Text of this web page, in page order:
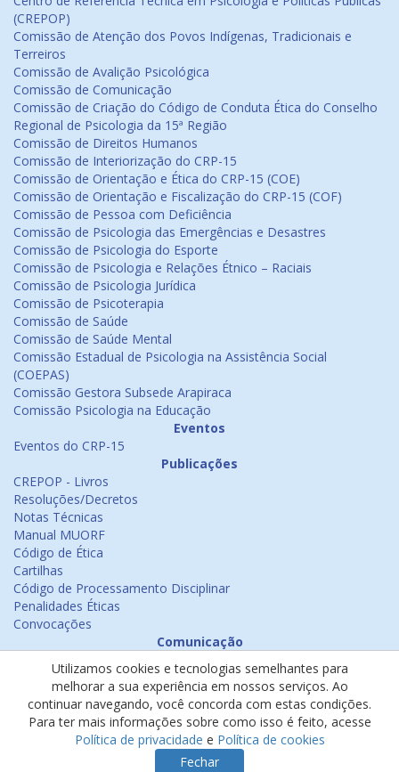
(CREPOP)
Comissão de Atenção dos Povos Indígenas, Tradicionais e
Terreiros
Comissão de Avalição Psicológica
Comissão de Comunicação
Comissão de Criação do Código de Conduta Ética do Conselho
Regional de Psicologia da 15ª Região
Comissão de Direitos Humanos
Comissão de Interiorização do CRP-15
Comissão de Orientação e Ética do CRP-15 (COE)
Comissão de Orientação e Fiscalização do CRP-15 (COF)
Comissão de Pessoa com Deficiência
Comissão de Psicologia das Emergências e Desastres
Comissão de Psicologia do Esporte
Comissão de Psicologia e Relações Étnico – Raciais
Comissão de Psicologia Jurídica
Comissão de Psicoterapia
Comissão de Saúde
Comissão de Saúde Mental
Comissão Estadual de Psicologia na Assistência Social
(COEPAS)
Comissão Gestora Subsede Arapiraca
Comissão Psicologia na Educação
Eventos
Eventos do CRP-15
Publicações
CREPOP - Livros
Resoluções/Decretos
Notas Técnicas
Manual MUORF
Código de Ética
Cartilhas
Código de Processamento Disciplinar
Penalidades Éticas
Convocações
Comunicação
Emissão de Certificados
Psicologia na Mídia
Ouvidoria
Política de cookies
Política de privacidade
Utilizamos cookies e tecnologias semelhantes para
melhorar a sua experiência em nossos serviços. Ao
continuar navegando, você concorda com estas condições.
Para ter mais informações sobre como isso é feito, acesse
Política de privacidade e Política de cookies
Fechar